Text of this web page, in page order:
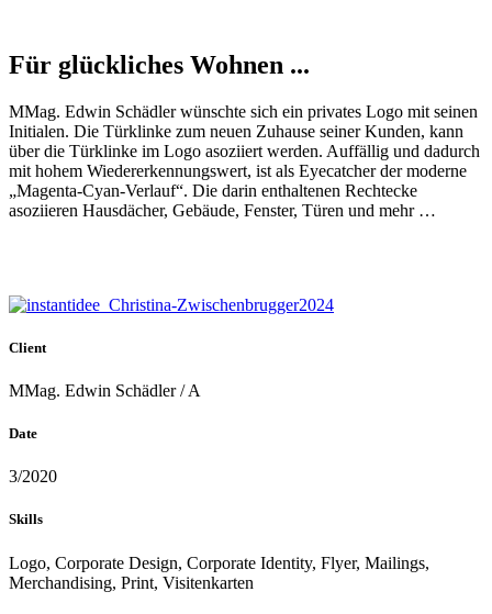
Für glückliches Wohnen ...
MMag. Edwin Schädler wünschte sich ein privates Logo mit seinen
Initialen. Die Türklinke zum neuen Zuhause seiner Kunden, kann
über die Türklinke im Logo asoziiert werden. Auffällig und dadurch
mit hohem Wiedererkennungswert, ist als Eyecatcher der moderne
„Magenta-Cyan-Verlauf“. Die darin enthaltenen Rechtecke
asoziieren Hausdächer, Gebäude, Fenster, Türen und mehr …
Client
MMag. Edwin Schädler / A
Date
3/2020
Skills
Logo, Corporate Design, Corporate Identity, Flyer, Mailings,
Merchandising, Print, Visitenkarten